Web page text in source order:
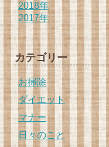
2018年
2017年
カテゴリー
お掃除
ダイエット
マナー
日々のこと